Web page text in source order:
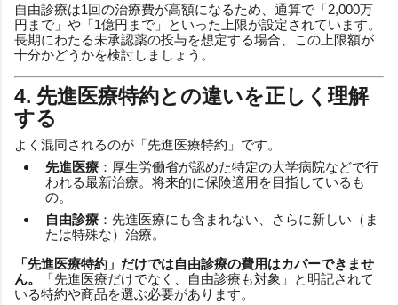
自由診療は1回の治療費が高額になるため、通算で「2,000万
円まで」や「1億円まで」といった上限が設定されています。
長期にわたる未承認薬の投与を想定する場合、この上限額が
十分かどうかを検討しましょう。
4. 先進医療特約との違いを正しく理解
する
よく混同されるのが「先進医療特約」です。
先進医療 ：厚生労働省が認めた特定の大学病院などで行
われる最新治療。将来的に保険適用を目指しているも
の。
自由診療 ：先進医療にも含まれない、さらに新しい（ま
たは特殊な）治療。
「先進医療特約」だけでは自由診療の費用はカバーできませ
ん。
「先進医療だけでなく、自由診療も対象」と明記されて
いる特約や商品を選ぶ必要があります。